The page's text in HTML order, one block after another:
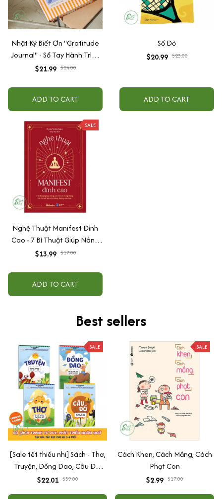
Nhật Ký Biết Ơn "Gratitude
Journal" - Sổ Tay Hành Trình
Nuôi Dưỡng Bản Thân, Nâng
$21.99 $24.00
ADD TO CART
Số Đỏ
$20.99 $23.00
ADD TO CART
SALE
Nghệ Thuật Manifest Đỉnh
Cao - 7 Bí Thuật Giúp Nâng
Cao Tần Số Rung Động Tức
Của Bạn
$13.99 $17.00
ADD TO CART
Best sellers
SALE
[Sale tết thiếu nhi] Sách - Thơ,
Truyện, Đồng Dao, Câu Đố,
Tập Nói Tập Đọc Cho Bé 0-6
$22.01 $39.00
SALE
Cách Khen, Cách Mắng, Cách
Phạt Con
$2.99 $17.00